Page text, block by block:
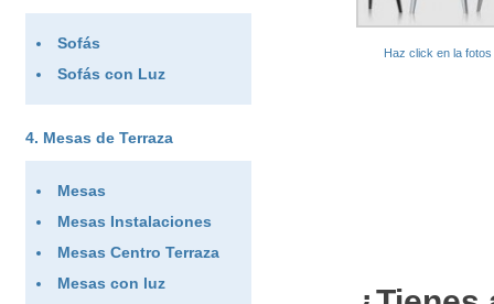
Haz click en la
Sofás
Sofás con Luz
Mesas de Terraza
Mesas
Mesas Instalaciones
Mesas Centro Terraza
Mesas con luz